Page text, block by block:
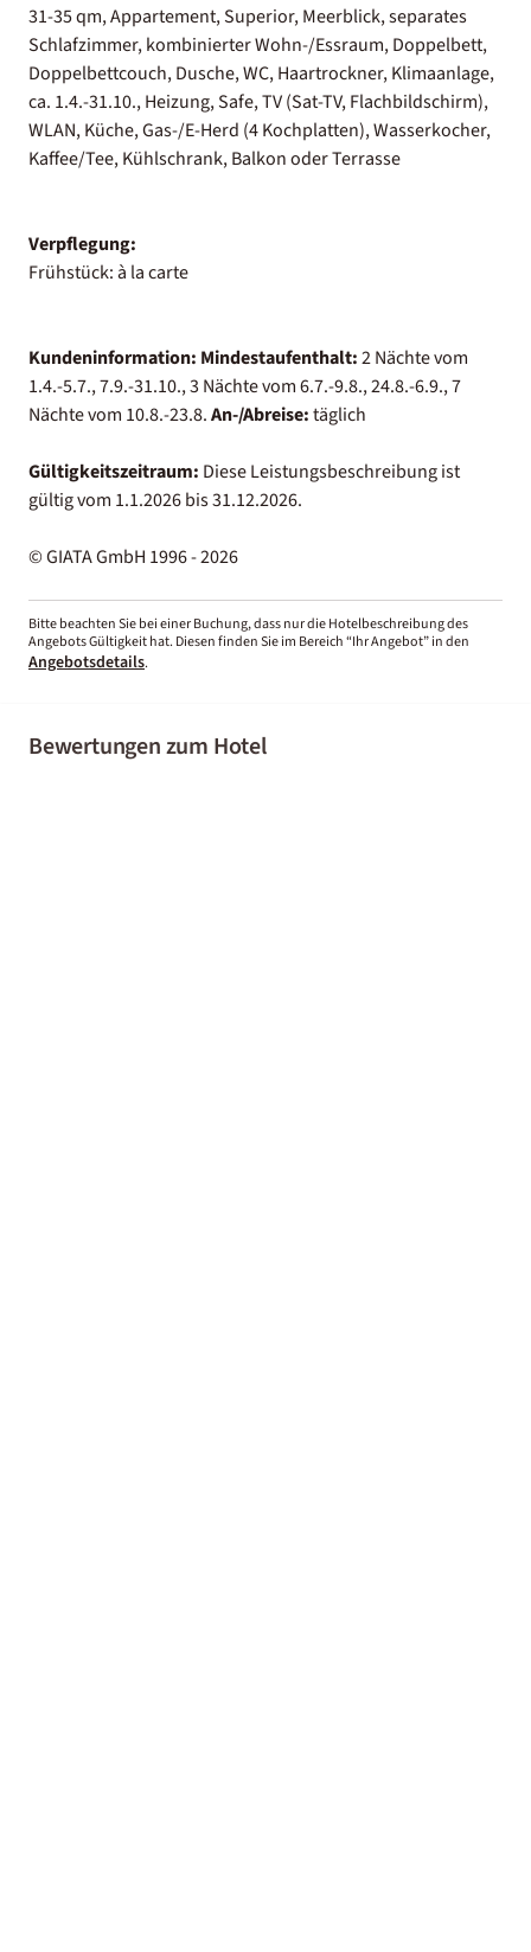
31-35 qm, Appartement, Superior, Meerblick, separates
Schlafzimmer, kombinierter Wohn-/Essraum, Doppelbett,
Doppelbettcouch, Dusche, WC, Haartrockner, Klimaanlage,
ca. 1.4.-31.10., Heizung, Safe, TV (Sat-TV, Flachbildschirm),
WLAN, Küche, Gas-/E-Herd (4 Kochplatten), Wasserkocher,
Kaffee/Tee, Kühlschrank, Balkon oder Terrasse
Verpflegung:
Frühstück: à la carte
Kundeninformation: Mindestaufenthalt:2 Nächte vom
1.4.-5.7., 7.9.-31.10., 3 Nächte vom 6.7.-9.8., 24.8.-6.9., 7
Nächte vom 10.8.-23.8.An-/Abreise:täglich
Gültigkeitszeitraum: Diese Leistungsbeschreibung ist
gültig vom 1.1.2026 bis 31.12.2026.
© GIATA GmbH 1996 - 2026
Bitte beachten Sie bei einer Buchung, dass nur die Hotelbeschreibung des
Angebots Gültigkeit hat. Diesen finden Sie im Bereich “Ihr Angebot” in den
Angebotsdetails.
Bewertungen zum Hotel